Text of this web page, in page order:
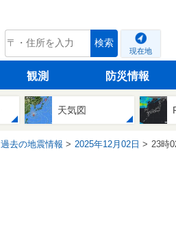
tenki.jp 検索
現在地
観測 防災情報
天気図
過去の地震情報 2025年12月02日 23時